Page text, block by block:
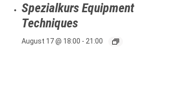
Spezialkurs Equipment
Techniques
August 17 @ 18:00 - 21:00